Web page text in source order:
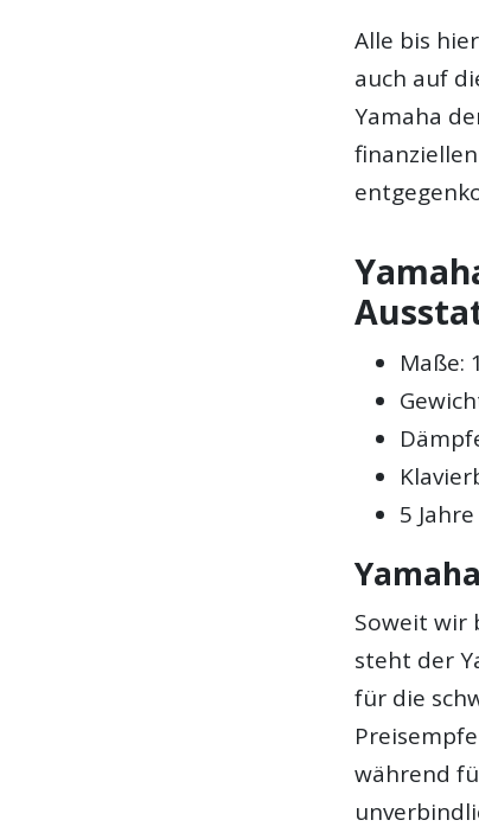
Alle bis
auch auf
Yamaha
Maße:
5
Soweit wir
steht der
für die
während